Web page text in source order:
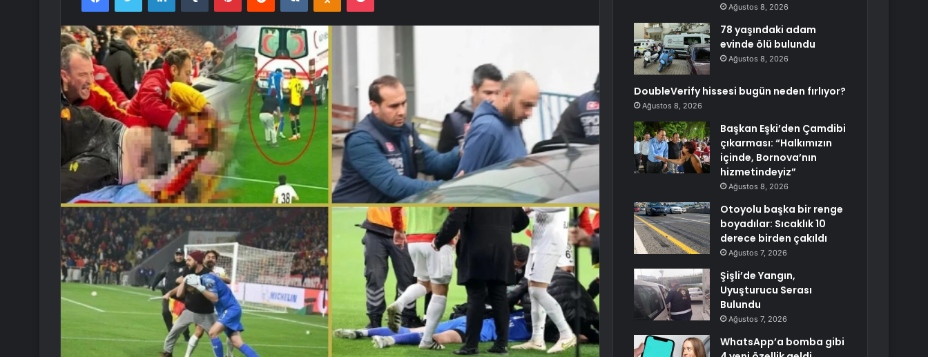
Ağustos 8, 2026
78 yaşındaki adam
evinde ölü bulundu
Ağustos 8, 2026
DoubleVerify hissesi bugün neden fırlıyor?
Ağustos 8, 2026
Başkan Eşki’den Çamdibi
çıkarması: “Halkımızın
içinde, Bornova’nın
hizmetindeyiz”
Ağustos 8, 2026
Otoyolu başka bir renge
boyadılar: Sıcaklık 10
derece birden çakıldı
Ağustos 7, 2026
Şişli’de Yangın,
Uyuşturucu Serası
Bulundu
Ağustos 7, 2026
WhatsApp’a bomba gibi